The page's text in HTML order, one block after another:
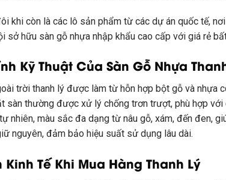
khi còn là các lô sản phẩm từ các dự án quốc tế,
sở hữu sàn gỗ nhựa nhập khẩu cao cấp với giá rẻ
Kỹ Thuật Của Sàn Gỗ Nhựa
trời thanh lý được làm từ hỗn hợp bột gỗ và nhựa
sàn thường được xử lý chống trơn trượt, phù hợp
nhiên, màu sắc đa dạng từ nâu gỗ, xám, đến đen,
nguyên, đảm bảo hiệu suất sử dụng lâu dài.
Kinh Tế Khi Mua Hàng Thanh Lý